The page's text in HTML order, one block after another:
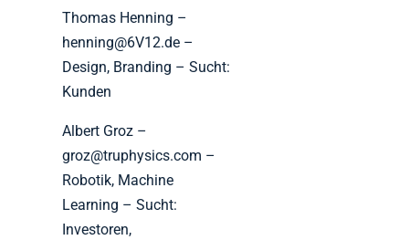
Thomas Henning –
henning@6V12.de –
Design, Branding – Sucht:
Kunden
Albert Groz –
groz@truphysics.com –
Robotik, Machine
Learning – Sucht:
Investoren,